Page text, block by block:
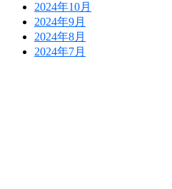
2024年10月
2024年9月
2024年8月
2024年7月